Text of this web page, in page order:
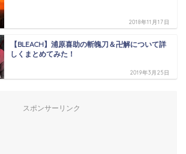
2018年11月17日
【BLEACH】浦原喜助の斬魄刀＆卍解について詳
しくまとめてみた！
2019年3月25日
スポンサーリンク